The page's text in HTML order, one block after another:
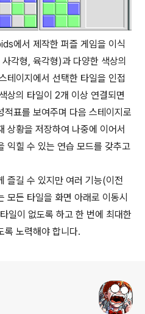
에서 제작한 퍼즐 게임을 이식
각형, 육각형)과 다양한 색상의
테이지에서 선택한 타일을 인접
상의 타일이 2개 이상 연결되면
표를 보여주며 다음 스테이지로
상황을 저장하여 나중에 이어서
익힐 수 있는 연습 모드를 갖추고
즐길 수 있지만 여러 기능(이전
모든 타일을 화면 아래로 이동시
일이 없도록 하고 한 번에 최대한
록 노력해야 합니다.